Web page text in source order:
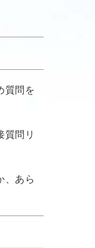
質問を
質問リ
、あら